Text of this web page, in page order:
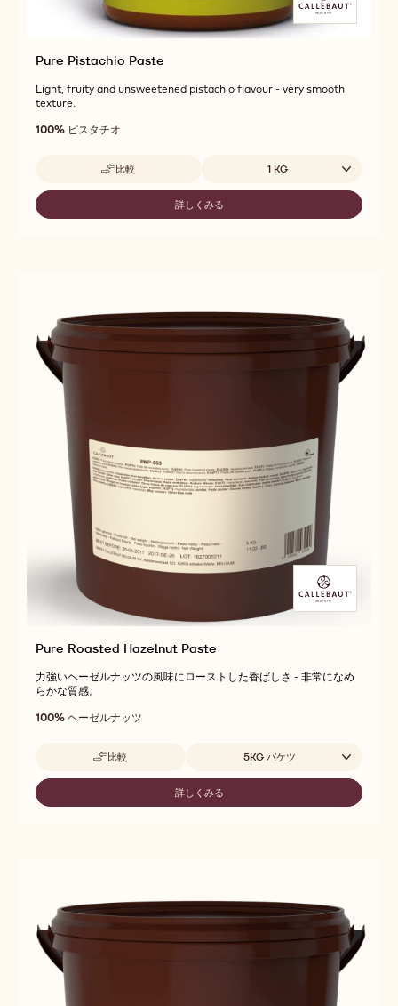
Pure Pistachio Paste
Light, fruity and unsweetened pistachio flavour - very smooth
texture.
100% ピスタチオ
比較
-
PURE
PASTE
1 KG
詳しくみる
-
Pure Roasted Hazelnut Paste
力強いヘーゼルナッツの風味にローストした香ばしさ - 非常になめ
らかな質感。
100% ヘーゼルナッツ
比較
-
PURE
HAZELNUT
5KG バケツ
詳しくみる
-